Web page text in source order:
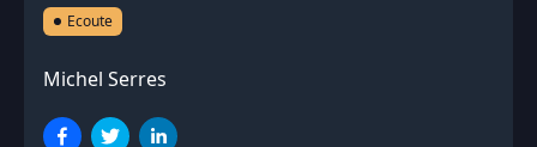
Ecoute
Michel Serres